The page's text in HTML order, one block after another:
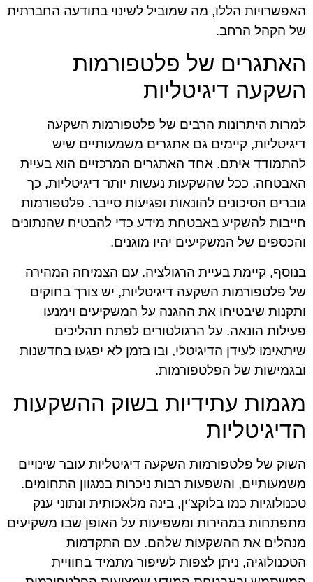
האפשרויות הללו, מה שמוביל לשינוי בתודעה החברתית
של הקהל הרחב.
האתגרים של פלטפורמות
השקעה דיגיטליות
למרות היתרונות הרבים של פלטפורמות השקעה
דיגיטליות, קיימים גם אתגרים משמעותיים שיש
להתמודד איתם. אחד האתגרים המרכזיים הוא בעיית
האבטחה. ככל שהשקעות נעשות יותר דיגיטליות, כך
גוברים הסיכונים להונאות ופגיעות סייבר. פלטפורמות
חייבות להשקיע באבטחת מידע כדי להבטיח שהנתונים
והכספים של המשקיעים יהיו מוגנים.
בנוסף, קיימת בעיית הרגולציה. עם הצמיחה המהירה
של פלטפורמות השקעה דיגיטליות, יש צורך בחוקים
ותקנות שיבטיחו את ההגנה על המשקיעים וימנעו
פעילות הונאה. על הרגולטורים לפתח תהליכים
שיתאימו לעידן הדיגיטלי, ובו בזמן לא יפגעו בחדשנות
ובגמישות של הפלטפורמות.
מגמות עתידיות בשוק ההשקעות
הדיגיטליות
השוק של פלטפורמות השקעה דיגיטליות עובר שינויים
משמעותיים, והשפעות רבות ניכרות במגוון התחומים.
טכנולוגיות כמו בלוקצ'ין, בינה מלאכותית ונתוני ענק
מתפתחות במהירות ומשפיעות על האופן שבו משקיעים
מנהלים את ההשקעות שלהם. עם התקדמות
הטכנולוגיה, ניתן לצפות לשיפור מתמיד בחוויית